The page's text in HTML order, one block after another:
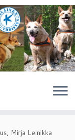
Mirja Leinikka